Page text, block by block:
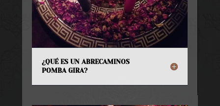
¿QUÉ ES UN ABRECAMINOS
POMBA GIRA?